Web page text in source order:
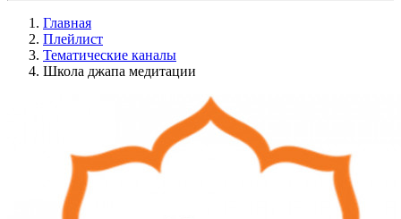
Главная
Плейлист
Тематические каналы
Школа джапа медитации